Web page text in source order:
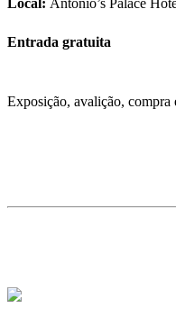
Entrada gratuita
Exposição, avalição, compra